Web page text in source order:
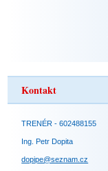
Kontakt
TRENÉR - 602488155
Ing. Petr Dopita
dopipe@seznam.cz